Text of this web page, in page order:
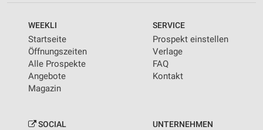
WEEKLI
Startseite
Öffnungszeiten
Alle Prospekte
Angebote
Magazin
SERVICE
Prospekt einstellen
Verlage
FAQ
Kontakt
SOCIAL UNTERNEHMEN